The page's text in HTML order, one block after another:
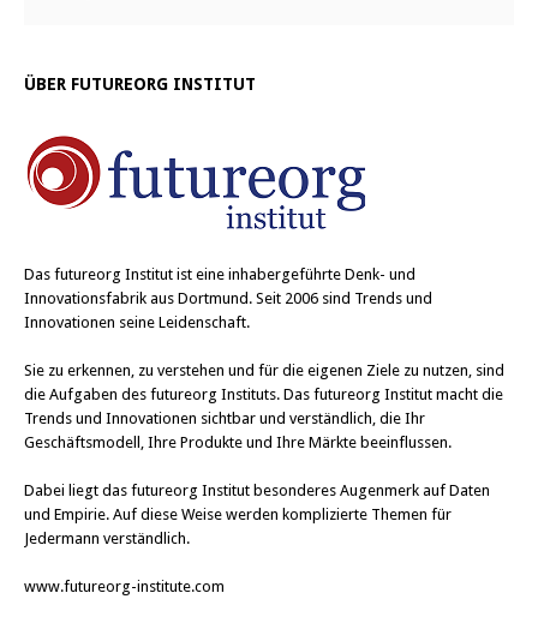
ÜBER FUTUREORG INSTITUT
Das futureorg Institut ist eine inhabergeführte Denk- und
Innovationsfabrik aus Dortmund. Seit 2006 sind Trends und
Innovationen seine Leidenschaft.
Sie zu erkennen, zu verstehen und für die eigenen Ziele zu nutzen, sind
die Aufgaben des futureorg Instituts. Das futureorg Institut macht die
Trends und Innovationen sichtbar und verständlich, die Ihr
Geschäftsmodell, Ihre Produkte und Ihre Märkte beeinflussen.
Dabei liegt das futureorg Institut besonderes Augenmerk auf Daten
und Empirie. Auf diese Weise werden komplizierte Themen für
Jedermann verständlich.
www.futureorg-institute.com